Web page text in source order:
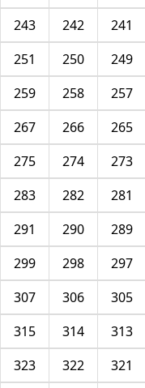
241
242
243
249
250
251
257
258
259
265
266
267
273
274
275
281
282
283
289
290
291
297
298
299
305
306
307
313
314
315
321
322
323